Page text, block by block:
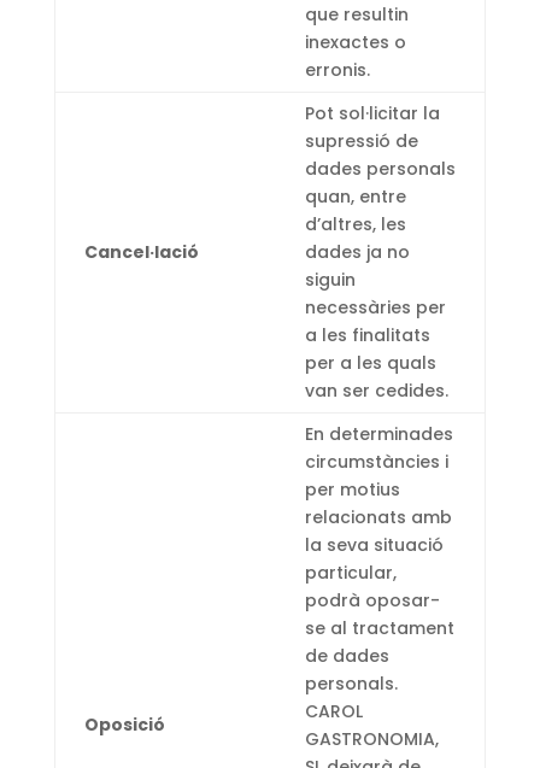
que resultin
inexactes o
erronis.
Cancel·lació
Pot sol·licitar la
supressió de
dades personals
quan, entre
d’altres, les
dades ja no
siguin
necessàries per
a les finalitats
per a les quals
van ser cedides.
Oposició
En determinades
circumstàncies i
per motius
relacionats amb
la seva situació
particular,
podrà oposar-
se al tractament
de dades
personals.
CAROL
GASTRONOMIA,